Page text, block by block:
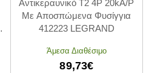
Αντικεραυνικό Τ2 4P 20kA/P
Με Αποσπώμενα Φυσίγγια
412223 LEGRAND
Άμεσα Διαθέσιμο
89,73€